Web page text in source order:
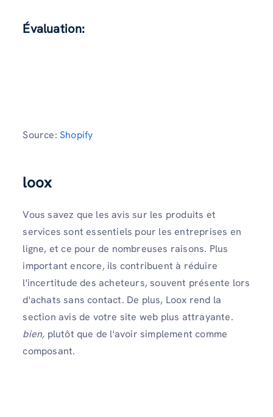
Évaluation:
Source: Shopify
loox
Vous savez que les avis sur les produits et
services sont essentiels pour les entreprises en
ligne, et ce pour de nombreuses raisons. Plus
important encore, ils contribuent à réduire
l'incertitude des acheteurs, souvent présente lors
d'achats sans contact. De plus, Loox rend la
section avis de votre site web plus attrayante.
bien, plutôt que de l'avoir simplement comme
composant.